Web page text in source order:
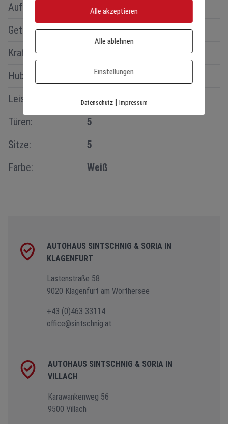
Aufbau:
Geländewagen
Getriebe:
Automatik
Kraftstoff:
Hybrid (Benzin/Elektro)
Hubraum:
1199cm2
Leistung:
96 kW (128 PS)
Türen:
5
Sitze:
5
Farbe:
Weiß
AUTOHAUS SINTSCHNIG & SORIA IN
KLAGENFURT
Lastenstraße 58
9020 Klagenfurt am Wörthersee
+43 (0)463 33114
office@sintschnig.at
AUTOHAUS SINTSCHNIG & SORIA IN
VILLACH
Karawankenweg 56
9500 Villach
Alle akzeptieren
Alle ablehnen
Einstellungen
Datenschutz| Impressum